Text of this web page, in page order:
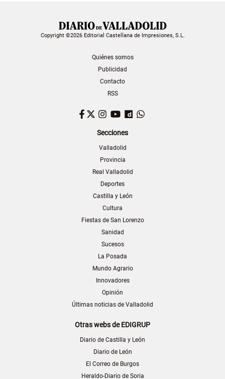
Copyright ©2026 Editorial Castellana de Impresiones, S.L.
Quiénes somos
Publicidad
Contacto
RSS
Facebook
TwitterInstagram
YouTubeDailymotion
Secciones
Valladolid
Provincia
Real Valladolid
Deportes
Castilla y León
Cultura
Fiestas de San Lorenzo
Sanidad
Sucesos
La Posada
Mundo Agrario
Innovadores
Opinión
Últimas noticias de Valladolid
Otras webs de EDIGRUP
Diario de Castilla y León
Diario de León
El Correo de Burgos
Heraldo-Diario de Soria